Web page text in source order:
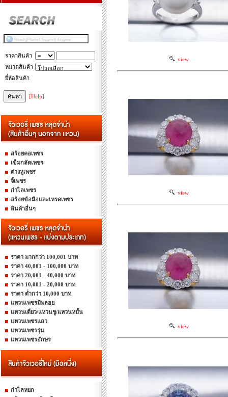
ราคาสินค้า
หมวดสินค้า
ยี่ห้อสินค้า
[Help]
สร้อยคอเพชร
เข็มกลัดเพชร
ต่างหูเพชร
จี้เพชร
กำไลเพชร
สร้อยข้อมือและเหรดเพชร
สินค้าอื่นๆ
ราคา มากกว่า 100,001 บาท
ราคา 40,001 - 100,000 บาท
ราคา 20,001 - 40,000 บาท
ราคา 10,001 - 20,000 บาท
ราคา ต่ำกว่า 10,000 บาท
แหวนเพชรมีพลอย
แหวนเดี่ยว/แหวนชู/แหวนหมั้น
แหวนเพชรแถว
แหวนเพชรรุ่น
แหวนเพชรอักษร
กำไลหยก
view
view
view